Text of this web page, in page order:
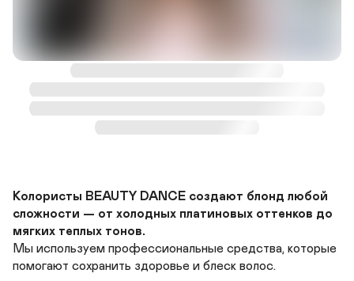
Колористы BEAUTY DANCE создают блонд любой
сложности — от холодных платиновых оттенков до
мягких теплых тонов.
Мы используем профессиональные средства, которые
помогают сохранить здоровье и блеск волос.